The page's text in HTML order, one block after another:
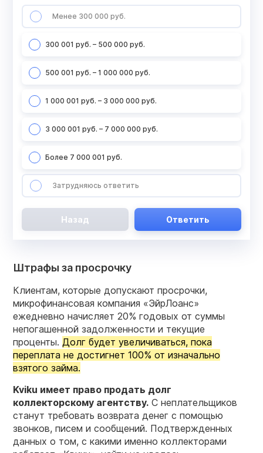
Менее 300 000 руб.
300 001 руб. – 500 000 руб.
500 001 руб. – 1 000 000 руб.
1 000 001 руб. – 3 000 000 руб.
3 000 001 руб. – 7 000 000 руб.
Более 7 000 001 руб.
Затрудняюсь ответить
Назад Ответить
Штрафы за просрочку
Клиентам, которые допускают просрочки,
микрофинансовая компания «ЭйрЛоанс»
ежедневно начисляет 20% годовых от суммы
непогашенной задолженности и текущие
проценты. Долг будет увеличиваться, пока
переплата не достигнет 100% от изначально
взятого займа.
Kviku имеет право продать долг
коллекторскому агентству. С неплательщиков
станут требовать возврата денег с помощью
звонков, писем и сообщений. Подтвержденных
данных о том, с какими именно коллекторами